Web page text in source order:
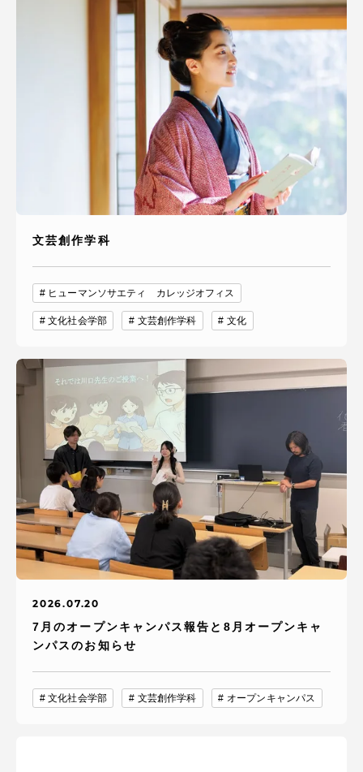
文芸創作学科
ヒューマンソサエティ カレッジオフィス
文化社会学部 文芸創作学科 文化
2026.07.20
7月のオープンキャンパス報告と8月オープンキャ
ンパスのお知らせ
文化社会学部 文芸創作学科 オープンキャンパス
教育研究上の目的及び養成する人材像と３つの
ポリシー
資料請求 お問い合わせ
在学生・保護者向けポータル（TIPS） 本学教職員向け情報
中文